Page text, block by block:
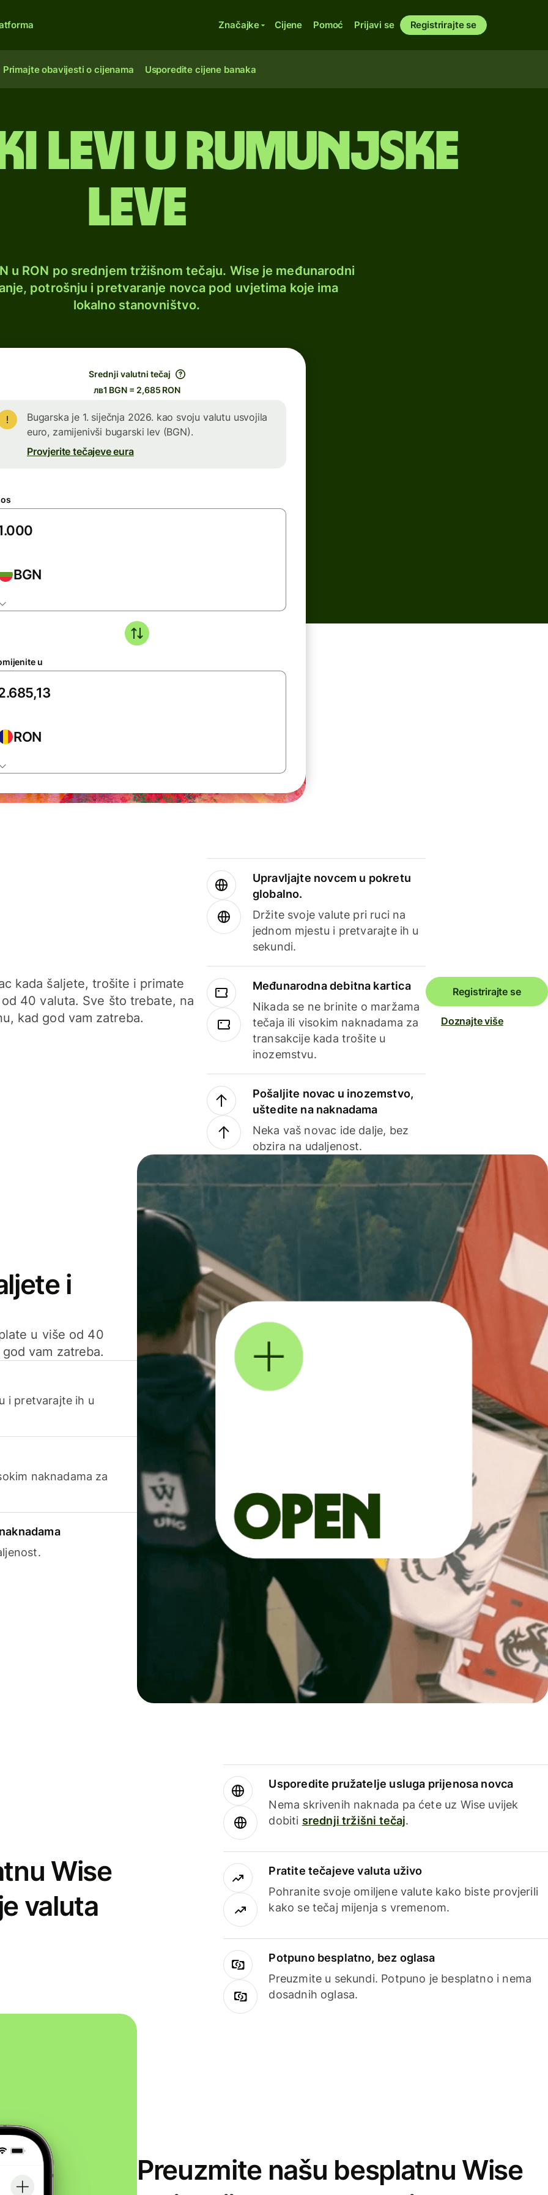
Značajke Cijene Pomoć Prijavi se Registrirajte se
Primajte obavijesti o cijenama Usporedite cijene banaka
levi u rumunjske
leve
u RON po srednjem tržišnom tečaju. Wise je međunarodni
potrošnju i pretvaranje novca pod uvjetima koje ima
lokalno stanovništvo.
Srednji valutni tečaj
лв1 BGN = 2,685 RON
Bugarska je 1. siječnja 2026. kao svoju valutu usvojila
euro, zamijenivši bugarski lev (BGN).
Provjerite tečajeve eura
BGN
u
RON
kada šaljete, trošite i primate
40 valuta. Sve što trebate, na
kad god vam zatreba.
Upravljajte novcem u pokretu
globalno.
Držite svoje valute pri ruci na
jednom mjestu i pretvarajte ih u
sekundi.
Međunarodna debitna kartica
Nikada se ne brinite o maržama
tečaja ili visokim naknadama za
transakcije kada trošite u
inozemstvu.
Pošaljite novac u inozemstvo,
uštedite na naknadama
Neka vaš novac ide dalje, bez
obzira na udaljenost.
Registrirajte se
Doznajte više
i
u više od 40
vam zatreba.
i pretvarajte ih u
naknadama za
Wise
valuta
Usporedite pružatelje usluga prijenosa novca
Nema skrivenih naknada pa ćete uz Wise uvijek
dobiti srednji tržišni tečaj.
Pratite tečajeve valuta uživo
Pohranite svoje omiljene valute kako biste provjerili
kako se tečaj mijenja s vremenom.
Potpuno besplatno, bez oglasa
Preuzmite u sekundi. Potpuno je besplatno i nema
dosadnih oglasa.
Preuzmite našu besplatnu Wise